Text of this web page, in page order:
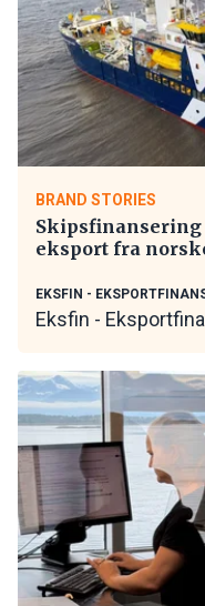
BRAND STORIES
eksport fra
EKSFIN -
Eksfin -